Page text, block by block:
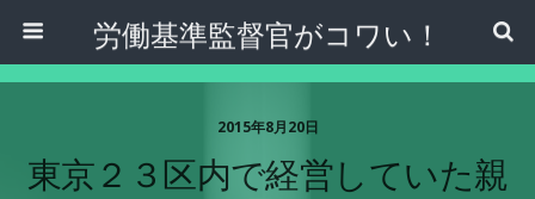
労働基準監督官がコワい！
2015年8月20日
東京２３区内で経営していた親